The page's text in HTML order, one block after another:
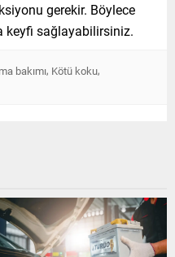
gerekir. Böylece
keyfi sağlayabilirsiniz.
bakımı, Kötü koku,